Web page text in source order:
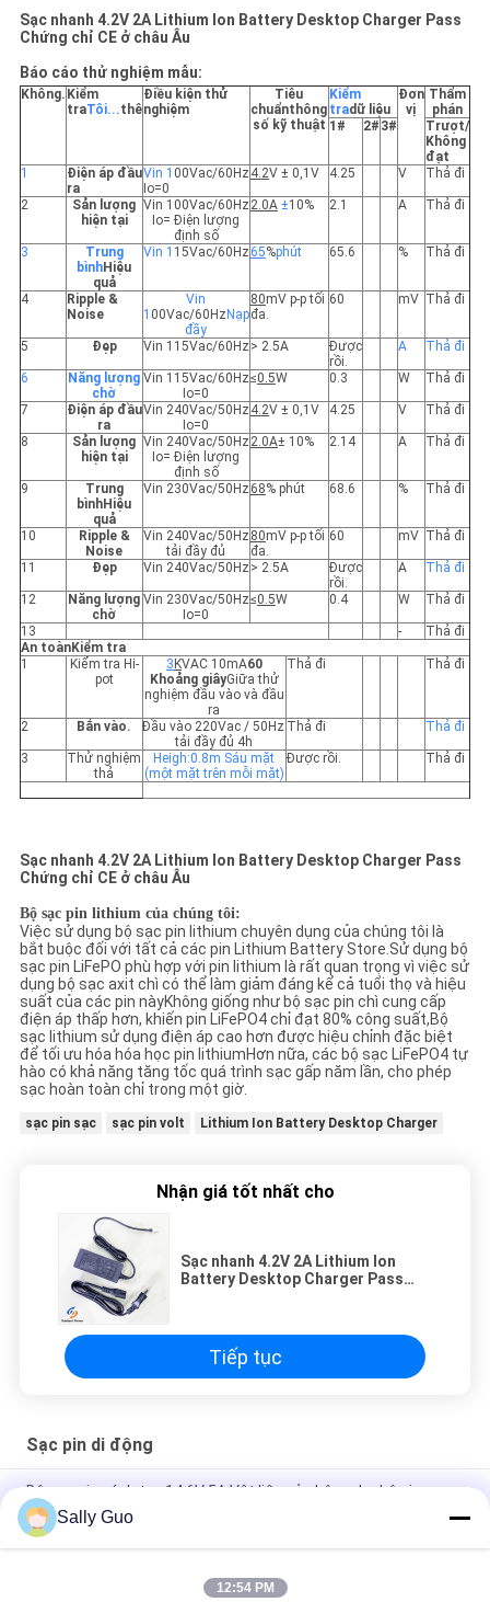
Sạc nhanh 4.2V 2A Lithium Ion Battery Desktop Charger Pass
Chứng chỉ CE ở châu Âu
Báo cáo thử nghiệm mẫu:
Không. Kiểm
traTôi...thê
Điều kiện thử
nghiệm
Tiêu
chuẩnthông
số kỹ thuật
Kiểm
tradữ liệu
Đơn
vị
Thẩm
phán
1 # 2# 3#
Trượt/
Không
đạt
1
Điện áp đầu
ra
Vin 1 00Vac/60Hz
Io=0
4.2V ± 0,1V 4.25 V Thả đi
2
Sản lượng
hiện tại
Vin 100Vac/60Hz
Io= Điện lượng
định số
2.0A ±10% 2.1 A Thả đi
3
Trung
bìnhHiệu
quả
Vin 1 15Vac/60Hz65%phút 65.6 % Thả đi
4
Ripple &
Noise
Vin
1 00Vac/60HzNạp
đầy
80mV p-p tối
đa.
60 mV Thả đi
5 Đẹp Vin 115Vac/60Hz> 2.5A
Được
rồi.
A Thả đi
6
Năng lượng
chờ
Vin 115Vac/60Hz
Io=0
≤0.5W 0.3 W Thả đi
7
Điện áp đầu
ra
Vin 240Vac/50Hz
Io=0
4.2V ± 0,1V 4.25 V Thả đi
8
Sản lượng
hiện tại
Vin 240Vac/50Hz
Io= Điện lượng
định số
2.0A± 10% 2.14 A Thả đi
9
Trung
bìnhHiệu
quả
Vin 230Vac/50Hz68% phút 68.6 % Thả đi
10
Ripple &
Noise
Vin 240Vac/50Hz
tải đầy đủ
80mV p-p tối
đa.
60 mV Thả đi
11 Đẹp Vin 240Vac/50Hz> 2.5A
Được
rồi.
A Thả đi
12
Năng lượng
chờ
Vin 230Vac/50Hz
Io=0
≤0.5W 0.4 W Thả đi
13 -
Thả đi
An toànKiểm tra
1
Kiểm tra Hi-
pot
3 KVAC 10mA60
Khoảng giâyGiữa thử
nghiệm đầu vào và đầu
ra
Thả đi Thả đi
2 Bắn vào.
Đầu vào 220Vac / 50Hz
tải đầy đủ 4h
Thả đi Thả đi
3
Thử nghiệm
thả
Heigh:0.8m Sáu mặt
(một mặt trên mỗi mặt)
Được rồi. Thả đi
Sạc nhanh 4.2V 2A Lithium Ion Battery Desktop Charger Pass
Chứng chỉ CE ở châu Âu
Bộ sạc pin lithium của chúng tôi:
Việc sử dụng bộ sạc pin lithium chuyên dụng của chúng tôi là
bắt buộc đối với tất cả các pin Lithium Battery Store.Sử dụng bộ
sạc pin LiFePO phù hợp với pin lithium là rất quan trọng vì việc sử
dụng bộ sạc axit chì có thể làm giảm đáng kể cả tuổi thọ và hiệu
suất của các pin nàyKhông giống như bộ sạc pin chì cung cấp
điện áp thấp hơn, khiến pin LiFePO4 chỉ đạt 80% công suất,Bộ
sạc lithium sử dụng điện áp cao hơn được hiệu chỉnh đặc biệt
để tối ưu hóa hóa học pin lithiumHơn nữa, các bộ sạc LiFePO4 tự
hào có khả năng tăng tốc quá trình sạc gấp năm lần, cho phép
sạc hoàn toàn chỉ trong một giờ.
sạc pin sạc sạc pin volt Lithium Ion Battery Desktop Charger
Nhận giá tốt nhất cho
Sạc nhanh 4.2V 2A Lithium Ion
Battery Desktop Charger Pass
Tiếp tục
Sạc pin di động
Bộ sạc pin xách tay 14.6V 5A Vật liệu vỏ nhôm cho bộ pin
LiFePO4 4S
Sạc nhanh 4.2V 2A Lithium Ion Battery Desktop Charger Pass
Sally Guo
12:54 PM